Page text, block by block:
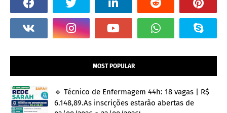
MOST POPULAR
🔹 Técnico de Enfermagem 44h: 18 vagas | R$
6.148,89.As inscrições estarão abertas de